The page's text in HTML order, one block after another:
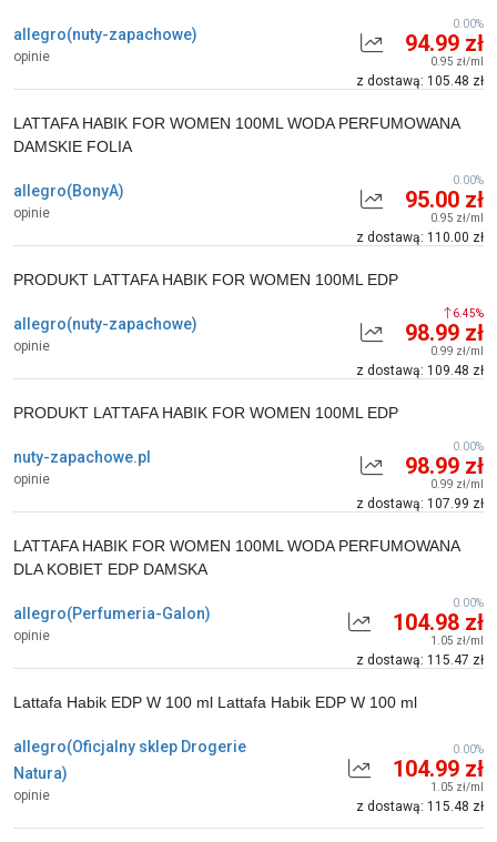
allegro(nuty-zapachowe)
opinie 94.99 zł
0.95 zł/ml
z dostawą: 105.48 zł
0.00%
allegro(BonyA)
opinie
LATTAFA HABIK FOR WOMEN 100ML WODA PERFUMOWANA
DAMSKIE FOLIA
95.00 zł
0.95 zł/ml
z dostawą: 110.00 zł
0.00%
allegro(nuty-zapachowe)
opinie
PRODUKT LATTAFA HABIK FOR WOMEN 100ML EDP
98.99 zł
0.99 zł/ml
z dostawą: 109.48 zł
6.45%
nuty-zapachowe.pl
opinie
PRODUKT LATTAFA HABIK FOR WOMEN 100ML EDP
98.99 zł
0.99 zł/ml
z dostawą: 107.99 zł
0.00%
allegro(Perfumeria-Galon)
opinie
LATTAFA HABIK FOR WOMEN 100ML WODA PERFUMOWANA
DLA KOBIET EDP DAMSKA
104.98 zł
1.05 zł/ml
z dostawą: 115.47 zł
0.00%
allegro(Oficjalny sklep Drogerie
Natura)
opinie
Lattafa Habik EDP W 100 ml Lattafa Habik EDP W 100 ml
104.99 zł
1.05 zł/ml
z dostawą: 115.48 zł
0.00%